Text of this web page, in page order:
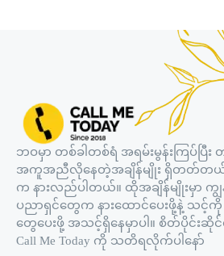
ဘဝမှာ တစ်ခါတစ်ရံ အရမ်းမွန်းကြပ်ပ
အကူအညီလိုနေတဲ့အချိန်မျိုး ရှိတတ်တယ်ဆို
က နားလည်ပါတယ်။ ထိုအချိန်မျိုးမှာ
ပညာရှင်တွေက နားထောင်ပေးဖို့နဲ့ သင့်
တွေပေးဖို့ အသင့်ရှိနေမှာပါ။ စိတ်ပိုင်
Call Me Today ကို သတိရလိုက်ပါနော်